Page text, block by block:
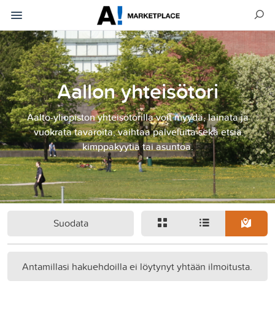
Aallon yhteisötori
Aalto-yliopiston yhteisötorilla voit myydä, lainata ja
vuokrata tavaroita, vaihtaa palveluita sekä etsiä
kimppakyytiä tai asuntoa.
Suodata
Antamillasi hakuehdoilla ei löytynyt yhtään ilmoitusta.